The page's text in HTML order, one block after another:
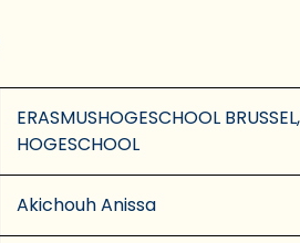
ERASMUSHOGESCHOOL
HOGESCHOOL
Akichouh Anissa